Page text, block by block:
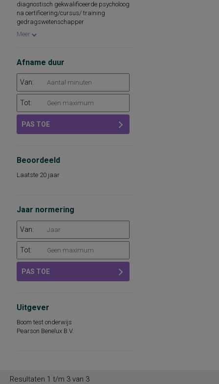
diagnostisch gekwalificeerde psycholoog
na certificering/cursus/ training
gedragswetenschapper
remedial teacher
Meer
Afname duur
Van:
Tot:
PAS TOE
Beoordeeld
Laatste 20 jaar
Jaar normering
Van:
Tot:
PAS TOE
Uitgever
Boom test onderwijs
Pearson Benelux B.V.
Resultaten 1 t/m 3 van 3